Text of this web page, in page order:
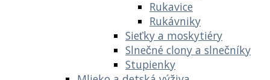
Rukavice
Rukávniky
Sieťky a moskytiéry
Slnečné clony a slnečníky
Stupienky